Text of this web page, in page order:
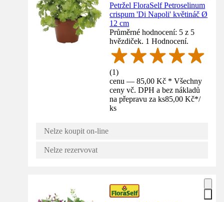
Petržel FloraSelf Petroselinum
crispum 'Di Napoli' květináč Ø
12 cm
Průměrné hodnocení: 5 z 5
hvězdiček. 1 Hodnocení.
(1)
cenu — 85,00 Kč * Všechny
ceny vč. DPH a bez nákladů
na přepravu za ks85,00 Kč*/
ks
Nelze koupit on-line
Nelze rezervovat